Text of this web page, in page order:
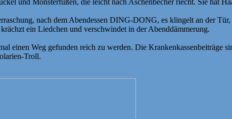
nach dem Abendessen DING-DONG, es klingelt an der
ein Liedchen und verschwindet in der Abenddämmerung.
Weg gefunden reich zu werden. Die Krankenkassenbeiträge
Troll.